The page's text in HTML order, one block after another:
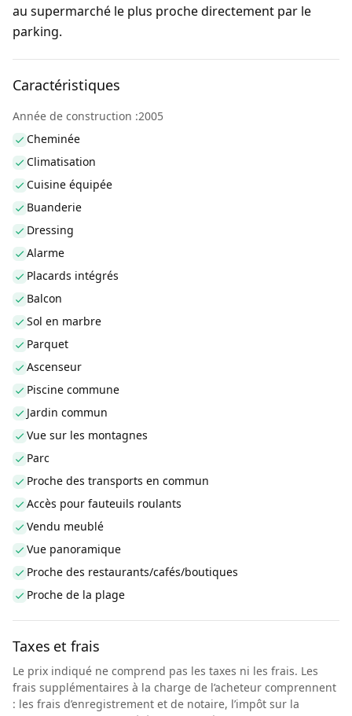
au supermarché le plus proche directement par le
parking.
Caractéristiques
Année de construction :2005
Cheminée
Climatisation
Cuisine équipée
Buanderie
Dressing
Alarme
Placards intégrés
Balcon
Sol en marbre
Parquet
Ascenseur
Piscine commune
Jardin commun
Vue sur les montagnes
Parc
Proche des transports en commun
Accès pour fauteuils roulants
Vendu meublé
Vue panoramique
Proche des restaurants/cafés/boutiques
Proche de la plage
Taxes et frais
Le prix indiqué ne comprend pas les taxes ni les frais. Les
frais supplémentaires à la charge de l’acheteur comprennent
: les frais d’enregistrement et de notaire, l’impôt sur la